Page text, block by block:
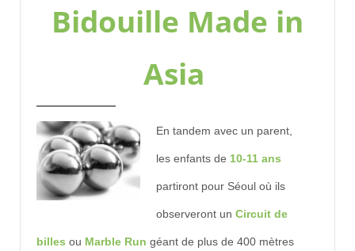
Bidouille Made in
Asia
En tandem avec un parent,
les enfants de 10-11 ans
partiront pour Séoul où ils
observeront un Circuit de
billes ou Marble Run géant de plus de 400 mètres